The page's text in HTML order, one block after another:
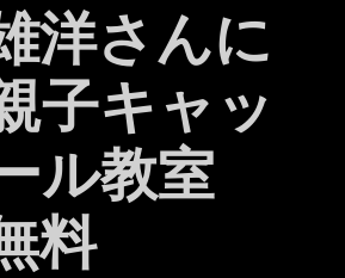
洋さんに
子キャッ
ル教室
料